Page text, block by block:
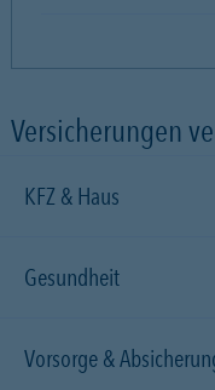
Versicherungen
KFZ & Haus
Gesundheit
Vorsorge &